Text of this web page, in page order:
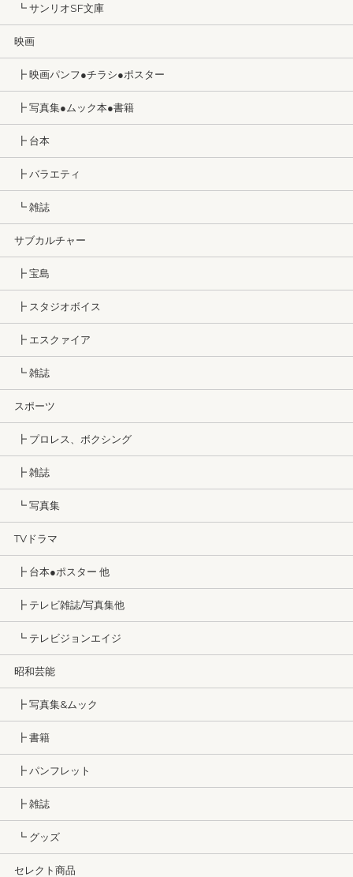
┗ サンリオSF文庫
映画
┣ 映画パンフ●チラシ●ポスター
┣ 写真集●ムック本●書籍
┣ 台本
┣ バラエティ
┗ 雑誌
サブカルチャー
┣ 宝島
┣ スタジオボイス
┣ エスクァイア
┗ 雑誌
スポーツ
┣ プロレス、ボクシング
┣ 雑誌
┗ 写真集
TVドラマ
┣ 台本●ポスター 他
┣ テレビ雑誌/写真集他
┗ テレビジョンエイジ
昭和芸能
┣ 写真集&ムック
┣ 書籍
┣ パンフレット
┣ 雑誌
┗ グッズ
セレクト商品